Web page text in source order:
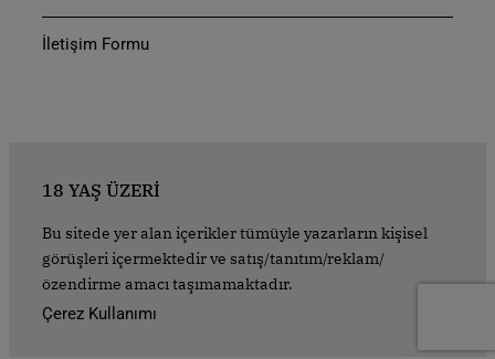
İletişim Formu
18 YAŞ ÜZERİ
Bu sitede yer alan içerikler tümüyle yazarların kişisel
görüşleri içermektedir ve satış/tanıtım/reklam/
özendirme amacı taşımamaktadır.
Çerez Kullanımı